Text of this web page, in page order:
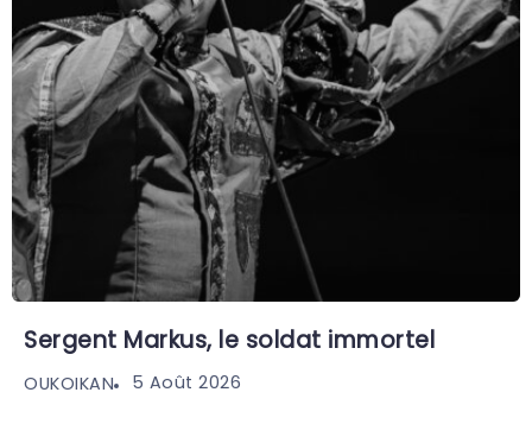
Sergent Markus, le soldat immortel
OUKOIKAN 5 Août 2026